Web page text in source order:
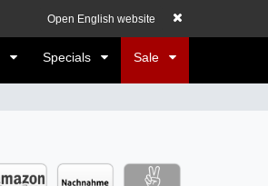
EUR 0,00 EUR
Specials Sale
Open English website